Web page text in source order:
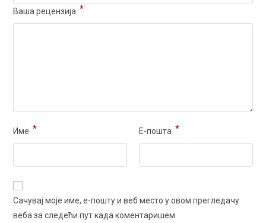
Ваша рецензија *
Име * Е-пошта *
Сачувај моје име, е-пошту и веб место у овом прегледачу
веба за следећи пут када коментаришем.